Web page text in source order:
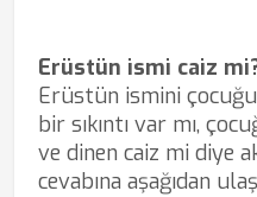
Erüstün ismi caiz
Erüstün ismini
bir sıkıntı var mı,
ve dinen caiz mi diye
cevabına aşağıdan